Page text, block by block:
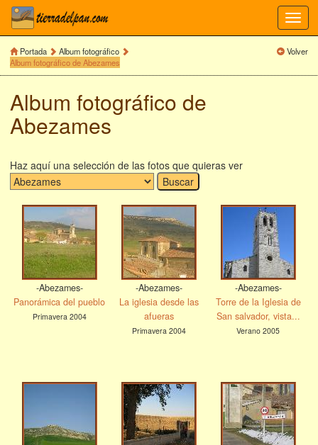
Portada
Album fotográfico
Album fotográfico de Abezames
Volver
Album fotográfico de
Abezames
Haz aquí una selección de las fotos que quieras ver
-Abezames-
Panorámica del pueblo
Primavera 2004
-Abezames-
La iglesia desde las
afueras
Primavera 2004
-Abezames-
Torre de la Iglesia de
San salvador, vista...
Verano 2005